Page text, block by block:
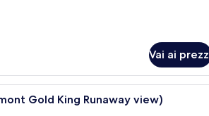
Vai ai
Camera d'hotel con una
Gold King Runaway view)